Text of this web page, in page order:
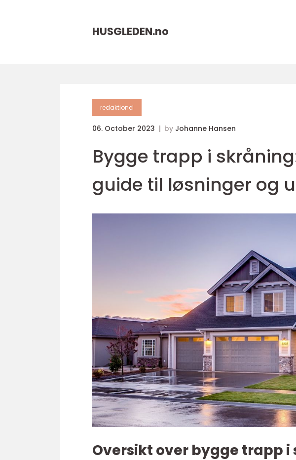
HUSGLEDEN.no
redaktionel
06. October 2023 by Johanne Hansen
Bygge trapp i
guide til løsninger og
Oversikt over bygge trapp i